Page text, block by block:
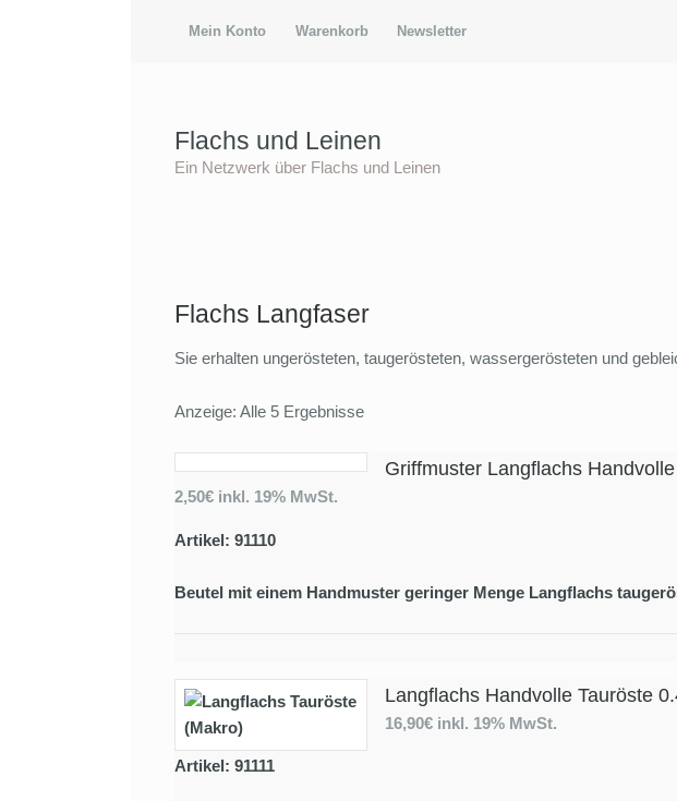
Mein Konto Warenkorb Newsletter
Flachs und Leinen
Ein Netzwerk über Flachs und Leinen
Flachs Langfaser
Sie erhalten ungerösteten, taugerösteten, wassergerösteten und
Anzeige: Alle 5 Ergebnisse
Griffmuster Langflachs
2,50€ inkl. 19% MwSt.
Artikel: 91110
Beutel mit einem Handmuster geringer Menge Langflachs
Langflachs Handvolle Tauröste
16,90€ inkl. 19% MwSt.
Artikel: 91111